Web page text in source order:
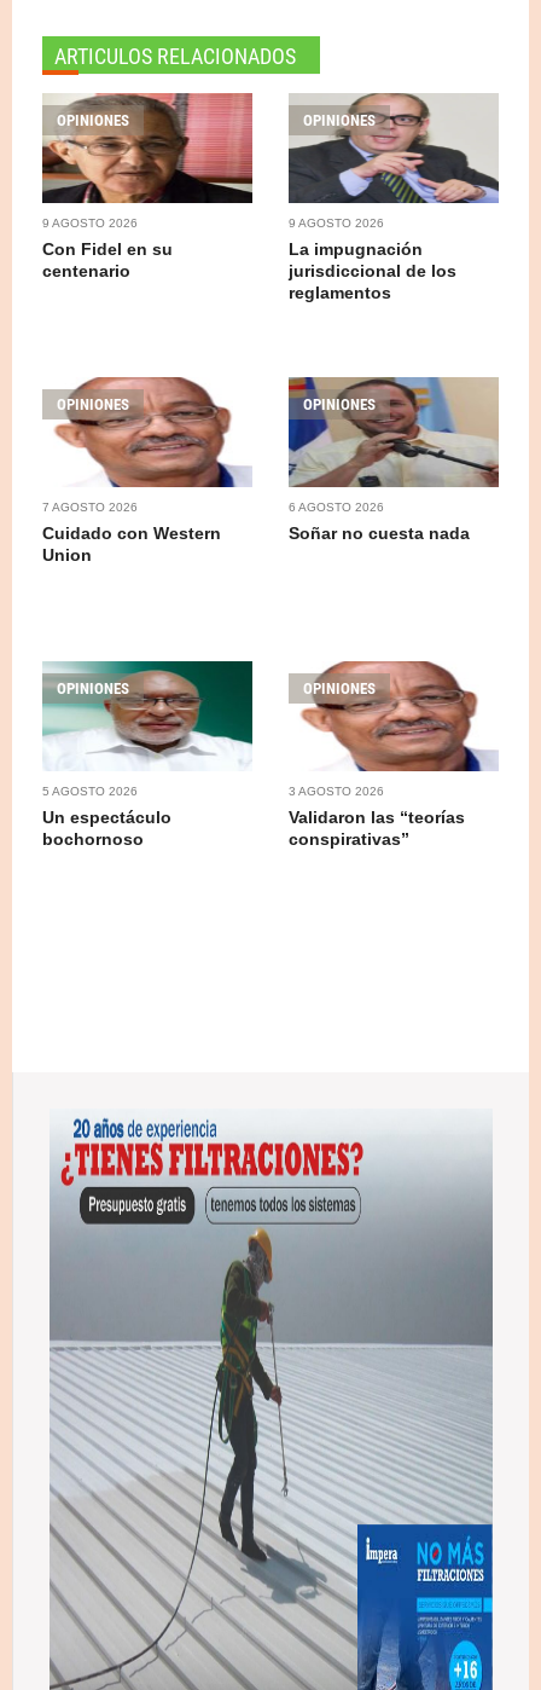
ARTICULOS RELACIONADOS
OPINIONES
9 AGOSTO 2026
Con Fidel en su
centenario
OPINIONES
9 AGOSTO 2026
La impugnación
jurisdiccional de los
reglamentos
OPINIONES
7 AGOSTO 2026
Cuidado con Western
Union
OPINIONES
6 AGOSTO 2026
Soñar no cuesta nada
OPINIONES
5 AGOSTO 2026
Un espectáculo
bochornoso
OPINIONES
3 AGOSTO 2026
Validaron las “teorías
conspirativas”